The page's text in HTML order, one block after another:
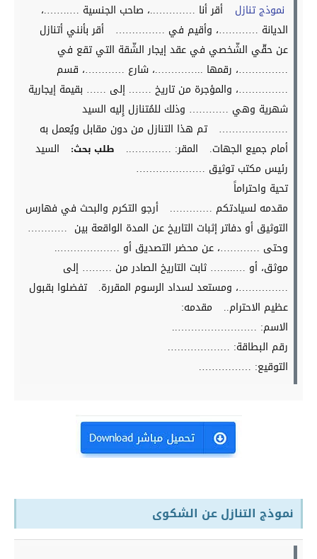
نموذج تنازل
أقر أنا …………..، صاحب الجنسية ….…….،
الديانة …………، وأقيم في ……………
أقر بأنني أتنازل
عن حقّي الشّخصي في عقد إيجار الشّقة التي تقع في
……………، رقمها ..………….، شارع …………، قسم
……………، والمؤجرة من تاريخ ……. إلى …… بقيمة إيجارية
شهرية وهي ………… وذلك للمُتنازل إِليه السيد
…………………
تم هذا التنازل من دون مقابل ويُعمل به
أمام جميع الجهات.
المقر: ………….. طلب بحث:
السيد
رئيس مكتب توثيق …………………
تحية واحتراماً
مقدمه لسيادتكم ………….
أرجو التكرم والبحث في فهارس
التوثيق أو دفاتر إثبات التاريخ عن المدة الواقعة بين …………
وحتى …………، عن محضر التصديق أو ………………..
موثق، أو …..…… ثابت التاريخ الصادر من ……… إلى
……………، ومستعد لسداد الرسوم المقررة.
تفضلوا بقبول
عظيم الاحترام..
مقدمه:
الاسم: ……………………..
رقم البطاقة: ……………….
التوقيع: …………….
نموذج التنازل عن الشكوى